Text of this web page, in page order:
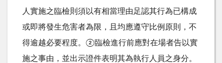
人實施之臨檢則須以有相當理由足認其行為已構成
或即將發生危害者為限，且均應遵守比例原則，不
得逾越必要程度。②臨檢進行前應對在場者告以實
施之事由，並出示證件表明其為執行人員之身分。